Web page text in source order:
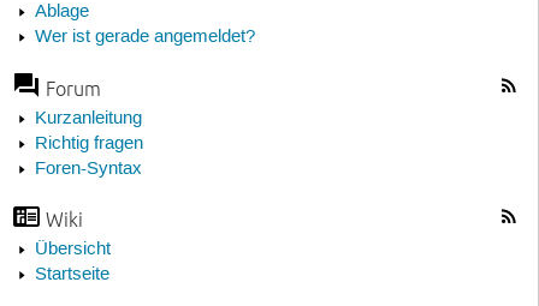
Ablage
Wer ist gerade angemeldet?
Forum
Kurzanleitung
Richtig fragen
Foren-Syntax
Wiki
Übersicht
Startseite